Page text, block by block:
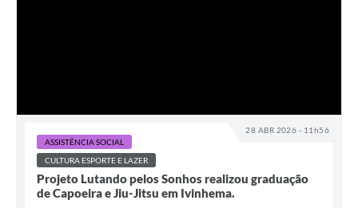
28 ABR 2026 - 11h56
ASSISTÊNCIA SOCIAL
CULTURA ESPORTE E LAZER
Projeto Lutando pelos Sonhos realizou graduação
de Capoeira e Jiu-Jitsu em Ivinhema.